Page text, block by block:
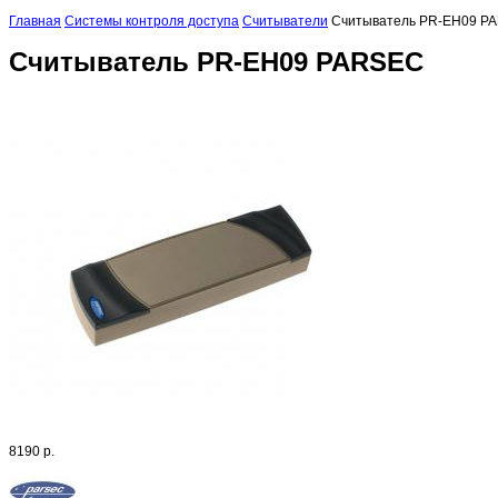
Главная Системы контроля доступа Считыватели Считыватель PR-EH09
Считыватель PR-EH09 PARSEC
8190 р.